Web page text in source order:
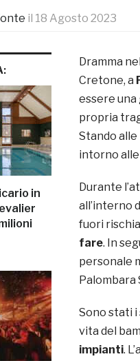
il 18 Agosto 2023
in
Dramma
Cretone, a
essere una
propria
Stando
intorno alle
Durante
all’interno
fuori
fare. In
personale
Palombara
Sono stati i
vita del
impianti.